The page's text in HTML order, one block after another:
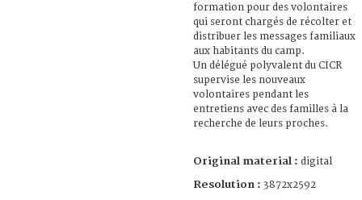
formation pour des volontaires
qui seront chargés de récolter et
distribuer les messages familiaux
aux habitants du camp.
Un délégué polyvalent du CICR
supervise les nouveaux
volontaires pendant les
entretiens avec des familles à la
recherche de leurs proches.
Original material : digital
Resolution : 3872x2592